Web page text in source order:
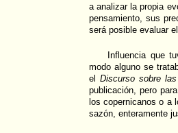
a analizar la propia
pensamiento, sus
será posible evaluar
Influencia que
modo alguno se
el Discurso sobre
publicación, pero
los copernicanos o
sazón, enteramente